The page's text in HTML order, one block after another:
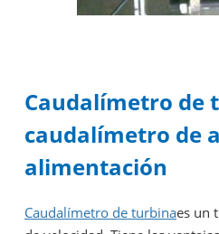
Caudalímetro de
caudalímetro de
alimentación
Caudalímetro de turbinaes un